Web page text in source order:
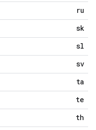
ru
sk
sl
sv
ta
te
th